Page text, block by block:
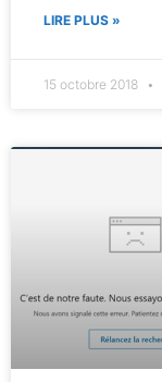
LIRE PLUS »
15 octobre 2018